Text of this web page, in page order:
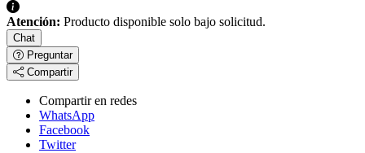
Atención: Producto disponible solo bajo solicitud.
Chat
Preguntar
Compartir
Compartir en redes
WhatsApp
Facebook
Twitter